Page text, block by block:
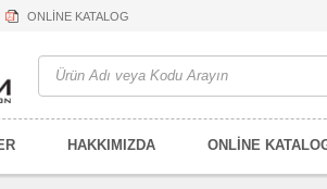
ONLİNE KATALOG
HAKKIMIZDA ONLİNE